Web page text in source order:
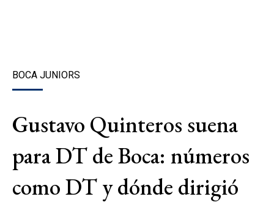
BOCA JUNIORS
Gustavo Quinteros suena
para DT de Boca: números
como DT y dónde dirigió